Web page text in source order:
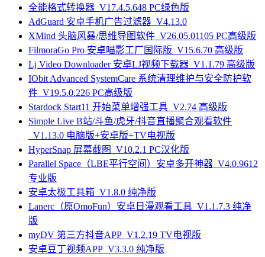
全能格式转换器_V17.4.5.648 PC绿色版
AdGuard 安卓手机广告过滤器_V4.13.0
XMind 头脑风暴/思维导图软件_V26.05.01105 PC高级版
FilmoraGo Pro 安卓喵影工厂国际版_V15.6.70 高级版
Lj Video Downloader 安卓LJ视频下载器_V1.1.79 高级版
IObit Advanced SystemCare 系统清理维护与安全防护软
件_V19.5.0.226 PC高级版
Stardock Start11 开始菜单增强工具_V2.74 高级版
Simple Live B站/斗鱼/虎牙/抖音直播聚合观看软件
_V1.13.0 电脑版+安卓版+TV电视版
HyperSnap 屏幕截图_V10.2.1 PC汉化版
Parallel Space（LBE平行空间）安卓多开神器_V4.0.9612
专业版
安卓太极工具箱_V1.8.0 纯净版
Lanerc（原OmoFun）安卓日漫观看工具_V1.1.7.3 纯净
版
myDV 第三方抖音APP_V1.2.19 TV电视版
安卓豆丁视频APP_V3.3.0 纯净版